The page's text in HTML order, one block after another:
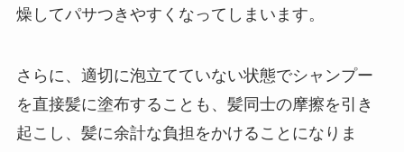
燥してパサつきやすくなってしまいます。
さらに、適切に泡立てていない状態でシャンプー
を直接髪に塗布することも、髪同士の摩擦を引き
起こし、髪に余計な負担をかけることになりま